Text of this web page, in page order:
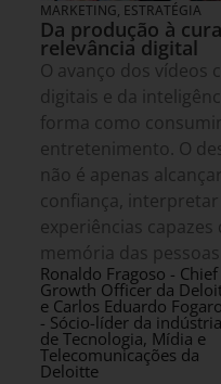
MARKETING, ESTRATÉGIA
Da produção à
relevância digital
O avanço dos vídeos
digitais e da
forma como
entretenimento. O
não é apenas
confiança,
experiências
memória das pessoas.
Ronaldo Fragoso - Chief
Growth Officer da
e Carlos Eduardo
- Sócio-líder da indústria
de Tecnologia, Mídia e
Telecomunicações da
Deloitte